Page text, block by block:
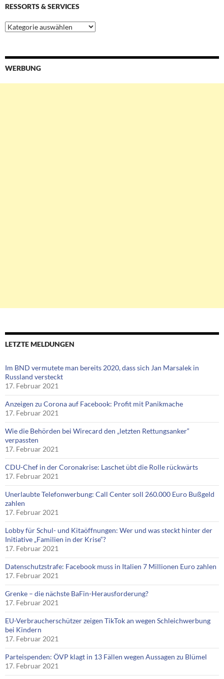
RESSORTS & SERVICES
Ressorts
&
WERBUNG
LETZTE MELDUNGEN
Im BND vermutete man bereits 2020, dass sich Jan Marsalek in
Russland versteckt
17. Februar 2021
Anzeigen zu Corona auf Facebook: Profit mit Panikmache
17. Februar 2021
Wie die Behörden bei Wirecard den „letzten Rettungsanker“
verpassten
17. Februar 2021
CDU-Chef in der Coronakrise: Laschet übt die Rolle rückwärts
17. Februar 2021
Unerlaubte Telefonwerbung: Call Center soll 260.000 Euro Bußgeld
zahlen
17. Februar 2021
Lobby für Schul- und Kitaöffnungen: Wer und was steckt hinter der
Initiative „Familien in der Krise“?
17. Februar 2021
Datenschutzstrafe: Facebook muss in Italien 7 Millionen Euro zahlen
17. Februar 2021
Grenke – die nächste BaFin-Herausforderung?
17. Februar 2021
EU-Verbraucherschützer zeigen TikTok an wegen Schleichwerbung
bei Kindern
17. Februar 2021
Parteispenden: ÖVP klagt in 13 Fällen wegen Aussagen zu Blümel
17. Februar 2021